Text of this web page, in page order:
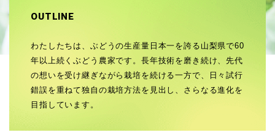
OUTLINE
わたしたちは、ぶどうの生産量日本一を誇る山梨県で60
年以上続くぶどう農家です。長年技術を磨き続け、先代
の想いを受け継ぎながら栽培を続ける一方で、日々試行
錯誤を重ねて独自の栽培方法を見出し、さらなる進化を
目指しています。